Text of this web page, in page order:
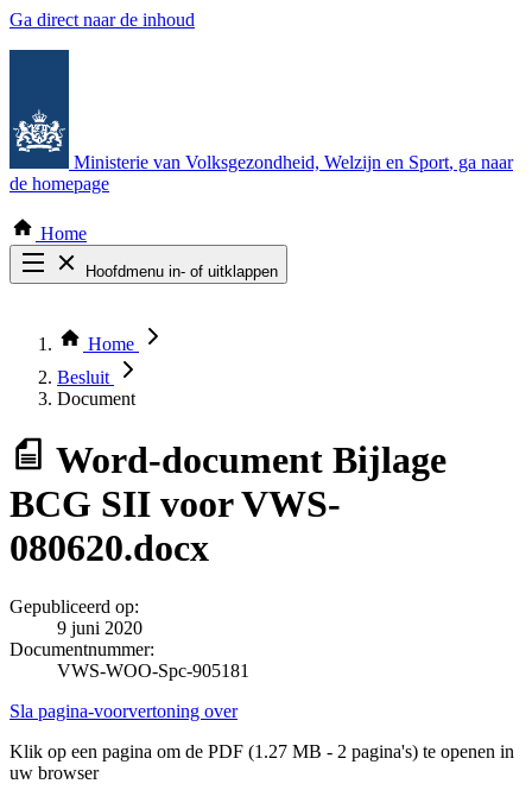
Ga direct naar de inhoud
Ministerie van Volksgezondheid, Welzijn en Sport, ga naar
de homepage
Home
Hoofdmenu in- of uitklappen
Thema COVID-19
Bekijk per bestuursorgaan
Home
Besluit
Document
Word-document Bijlage
BCG SII voor VWS-
080620.docx
Gepubliceerd op:
9 juni 2020
Documentnummer:
VWS-WOO-Spc-905181
Sla pagina-voorvertoning over
Klik op een pagina om de PDF (1.27 MB - 2 pagina's) te openen in
uw browser